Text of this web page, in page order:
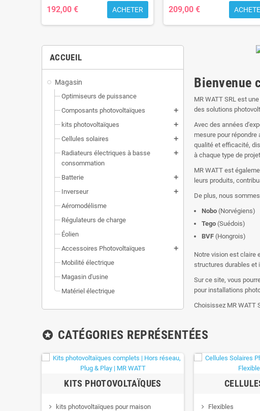
192,00 € ACHETER 209,00 €
ACCUEIL
Magasin
Optimiseurs de puissance
Composants photovoltaïques
add
kits photovoltaïques add
Cellules solaires add
Radiateurs électriques à basse
consommation
add
Batterie add
Inverseur add
Aéromodélisme
Régulateurs de charge
Éolien
Accessoires Photovoltaïques
add
Mobilité électrique
Magasin d'usine
Matériel électrique
Bienvenue
MR WATT SRL est
des solutions
Avec des années
mesure pour
qualité et efficacité,
à chaque type de
MR WATT est
leurs produits,
De plus, nous
Nobo (Norvégiens)
Tego (Suédois)
BVF (Hongrois)
Notre vision est claire
structures durables et
Sur ce site, vous
pour installations
Choisissez MR WATT
stars CATÉGORIES REPRÉSENTÉES
KITS PHOTOVOLTAÏQUES
kits photovoltaïques pour maison Flexibles